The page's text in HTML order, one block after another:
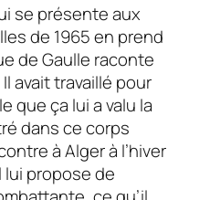
se présente aux
de 1965 en prend
de Gaulle raconte
avait travaillé pour
que ça lui a valu la
dans ce corps
à Alger à l’hiver
lui propose de